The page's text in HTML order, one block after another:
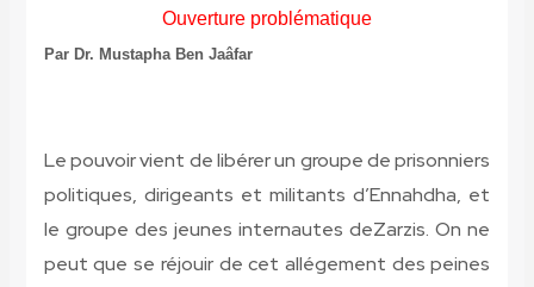
Ouverture problématique
Par Dr. Mustapha Ben Jaâfar
Le pouvoir vient de libérer un groupe de prisonniers
politiques, dirigeants et militants d’Ennahdha, et
le groupe des jeunes internautes deZarzis. On ne
peut que se réjouir de cet allégement des peines